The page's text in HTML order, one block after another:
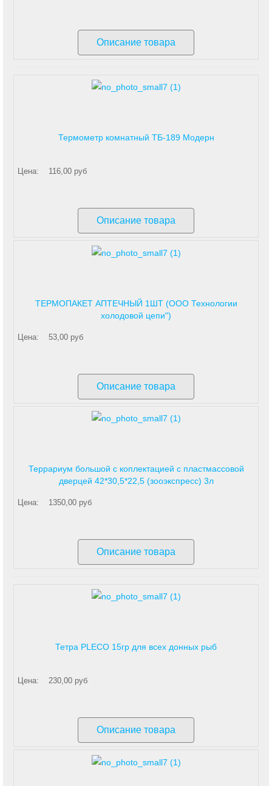
Описание товара
Термометр комнатный ТБ-189 Модерн
Цена: 116,00 руб
Описание товара
ТЕРМОПАКЕТ АПТЕЧНЫЙ 1ШТ (ООО Технологии
холодовой цепи")
Цена: 53,00 руб
Описание товара
Террариум большой с коплектацией с пластмассовой
дверцей 42*30,5*22,5 (зооэкспресс) 3л
Цена: 1350,00 руб
Описание товара
Тетра PLECO 15гр для всех донных рыб
Цена: 230,00 руб
Описание товара